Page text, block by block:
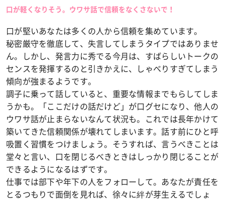
口が軽くなりそう。ウワサ話で信頼をなくさないで！
口が堅いあなたは多くの人から信頼を集めています。
秘密厳守を徹底して、失言してしまうタイプではありませ
ん。しかし、発言力に秀でる今月は、すばらしいトークの
センスを発揮するのと引きかえに、しゃべりすぎてしまう
傾向が強まるようです。
調子に乗って話していると、重要な情報までもらしてしま
うかも。「ここだけの話だけど」が口グセになり、他人の
ウワサ話が止まらないなんて状況も。これでは長年かけて
築いてきた信頼関係が壊れてしまいます。話す前にひと呼
吸置く習慣をつけましょう。そうすれば、言うべきことは
堂々と言い、口を閉じるべきときはしっかり閉じることが
できるようになるはずです。
仕事では部下や年下の人をフォローして。あなたが責任を
とるつもりで面倒を見れば、徐々に絆が芽生えるでしょ